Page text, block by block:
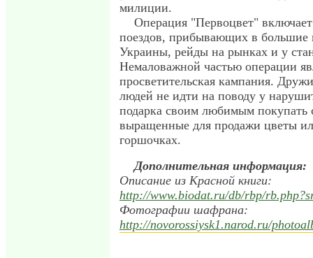
милиции.
Операция "Первоцвет"
поездов, прибывающих в большие
Украины, рейды на рынках и у
Немаловажной частью операции
просветительская кампания.
людей не идти на поводу у
подарка своим любимым покупать
выращенные для продажи цветы
горшочках.
Дополнительная информация:
Описание из Красной книги:
http://www.biodat.ru/db/rbp/
Фотографии шафрана:
http://novorossiysk1.narod.ru/